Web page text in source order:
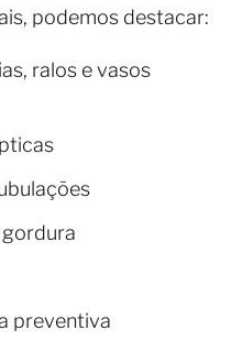
podemos destacar:
ralos e vasos
preventiva